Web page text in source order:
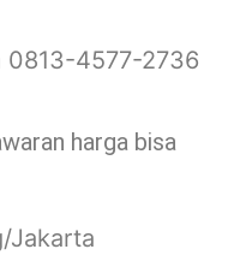
0813-4577-2736
harga bisa
Jakarta